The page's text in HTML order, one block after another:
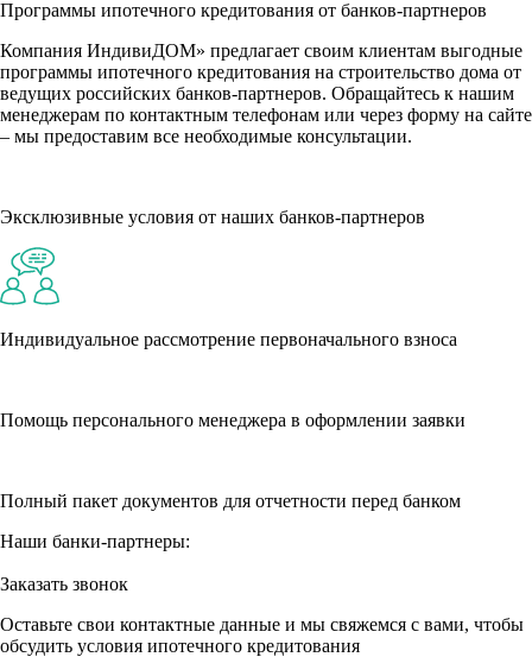
Программы ипотечного кредитования от банков-партнеров
Компания ИндивиДОМ» предлагает своим клиентам выгодные
программы ипотечного кредитования на строительство дома от
ведущих российских банков-партнеров. Обращайтесь к нашим
менеджерам по контактным телефонам или через форму на сайте
– мы предоставим все необходимые консультации.
Эксклюзивные условия от наших банков-партнеров
Индивидуальное рассмотрение первоначального взноса
Помощь персонального менеджера в оформлении заявки
Полный пакет документов для отчетности перед банком
Наши банки-партнеры:
Заказать звонок
Оставьте свои контактные данные и мы свяжемся с вами, чтобы
обсудить условия ипотечного кредитования